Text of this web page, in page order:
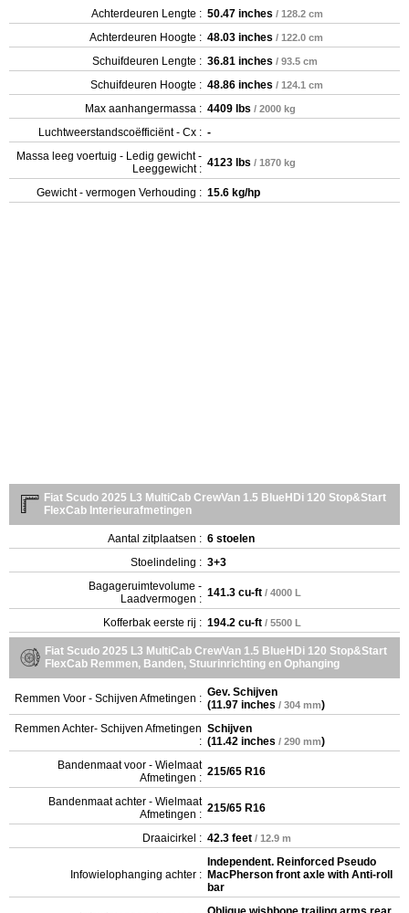
Achterdeuren Lengte : 50.47 inches / 128.2 cm
Achterdeuren Hoogte : 48.03 inches / 122.0 cm
Schuifdeuren Lengte : 36.81 inches / 93.5 cm
Schuifdeuren Hoogte : 48.86 inches / 124.1 cm
Max aanhangermassa : 4409 lbs / 2000 kg
Luchtweerstandscoëfficiënt - Cx : -
Massa leeg voertuig - Ledig gewicht -
Leeggewicht : 4123 lbs / 1870 kg
Gewicht - vermogen Verhouding : 15.6 kg/hp
Fiat Scudo 2025 L3 MultiCab CrewVan 1.5 BlueHDi 120 Stop&Start
FlexCab Interieurafmetingen
Aantal zitplaatsen : 6 stoelen
Stoelindeling : 3+3
Bagageruimtevolume -
Laadvermogen : 141.3 cu-ft / 4000 L
Kofferbak eerste rij : 194.2 cu-ft / 5500 L
Fiat Scudo 2025 L3 MultiCab CrewVan 1.5 BlueHDi 120 Stop&Start
FlexCab Remmen, Banden, Stuurinrichting en Ophanging
Remmen Voor - Schijven Afmetingen : Gev. Schijven
(11.97 inches / 304 mm)
Remmen Achter- Schijven Afmetingen
:
Schijven
(11.42 inches / 290 mm)
Bandenmaat voor - Wielmaat
Afmetingen : 215/65 R16
Bandenmaat achter - Wielmaat
Afmetingen : 215/65 R16
Draaicirkel : 42.3 feet / 12.9 m
Infowielophanging achter :
Independent. Reinforced Pseudo
MacPherson front axle with Anti-roll
bar